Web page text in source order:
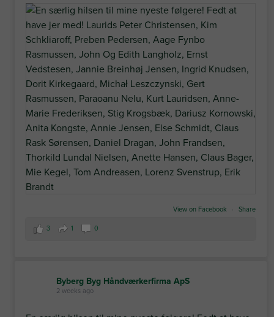
View on Facebook · Share
3 1 0
Byberg Byg Håndværkerfirma ApS
2 weeks ago